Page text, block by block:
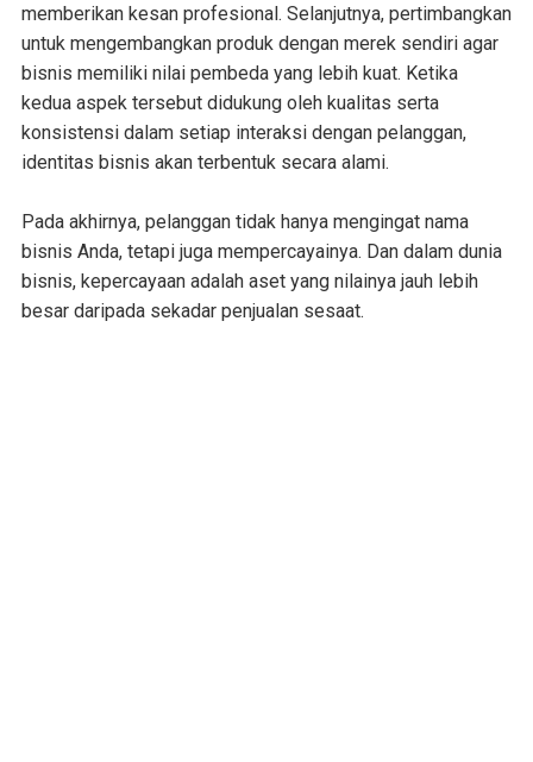
memberikan kesan profesional. Selanjutnya, pertimbangkan
untuk mengembangkan produk dengan merek sendiri agar
bisnis memiliki nilai pembeda yang lebih kuat. Ketika
kedua aspek tersebut didukung oleh kualitas serta
konsistensi dalam setiap interaksi dengan pelanggan,
identitas bisnis akan terbentuk secara alami.
Pada akhirnya, pelanggan tidak hanya mengingat nama
bisnis Anda, tetapi juga mempercayainya. Dan dalam dunia
bisnis, kepercayaan adalah aset yang nilainya jauh lebih
besar daripada sekadar penjualan sesaat.